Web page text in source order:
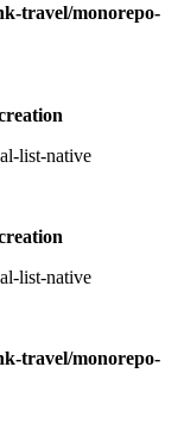
travel/monorepo-
list-native
list-native
travel/monorepo-